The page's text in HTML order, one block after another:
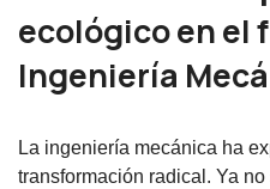
ecológico en el
Ingeniería
La ingeniería mecánica ha
transformación radical. Ya